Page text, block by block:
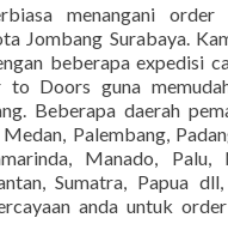
menangani
Jombang Surabaya.
beberapa expedisi
Doors guna
Beberapa daerah
Palembang,
Manado,
Sumatra, Papua
anda untuk